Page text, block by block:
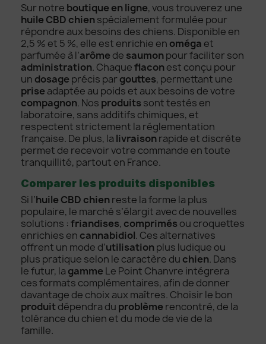
Sur notre boutique en ligne, vous trouverez une
huile CBD chienspécialement formulée pour
répondre aux besoins des chiens. Disponible en
2,5 % et 5 %, elle est enrichie en oméga et
parfumée à l’arôme de saumonpour faciliter son
administration. Chaqueflaconest conçu pour
un dosage précis par gouttes, permettant une
prise adaptée au poids et aux besoins de votre
compagnon. Nos produits sont testés en
laboratoire, sans additifs chimiques, et
respectent strictement la réglementation
française. De plus, la livraisonrapide et discrète
permet de recevoir votre commande en toute
tranquillité, partout en France.
Comparer les produits disponibles
Si l’huile CBD chienreste la forme la plus
populaire, le marché s’élargit avec de nouvelles
solutions : friandises, comprimés ou croquettes
enrichies en cannabidiol. Ces alternatives
offrent un mode d’utilisationplus ludique ou
plus pratique selon le caractère du chien. Dans
le futur, la gamme Le Point Chanvre intégrera
ces formats complémentaires, afin de donner
davantage de choix aux maîtres. Choisir le bon
produitdépendra du problème rencontré, de la
tolérance du chien et du mode de vie de la
famille.